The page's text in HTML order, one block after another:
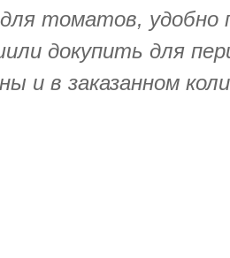
томатов, удобно
докупить для
и в заказанном